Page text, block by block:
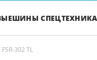
ШИНЫ СПЕЦТЕХНИКА
302 TL